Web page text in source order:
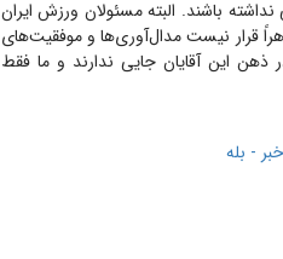
باشند. البته مسئولان ورزش ایران
قرار نیست مدال‌آوری‌ها و موفقیت‌های
ذهن این آقایان جایی ندارند و ما فقط